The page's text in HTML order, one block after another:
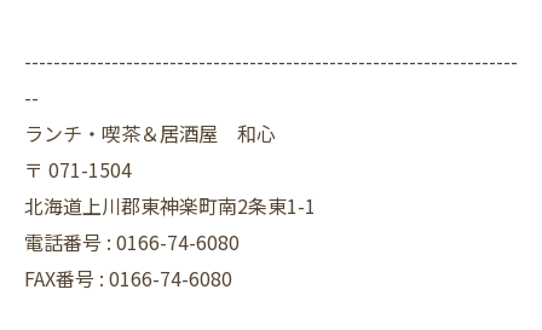
--------------------------------------------------------------------
--
ランチ・喫茶＆居酒屋 和心
〒 071-1504
北海道上川郡東神楽町南2条東1-1
電話番号 : 0166-74-6080
FAX番号 : 0166-74-6080